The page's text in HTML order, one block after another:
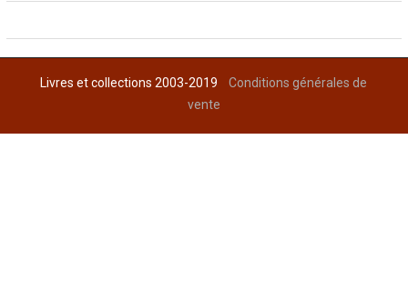
Livres et collections 2003-2019Conditions générales de
vente